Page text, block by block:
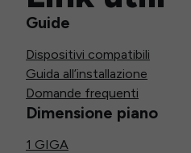
Guide
Dispositivi compatibili
Guida all’installazione
Domande frequenti
Dimensione piano
1 GIGA